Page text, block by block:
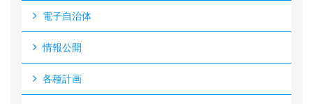
電子自治体
情報公開
各種計画